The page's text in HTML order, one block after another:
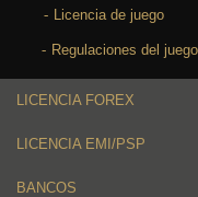
Licencia de juego
Regulaciones del juego
LICENCIA FOREX
LICENCIA EMI/PSP
BANCOS